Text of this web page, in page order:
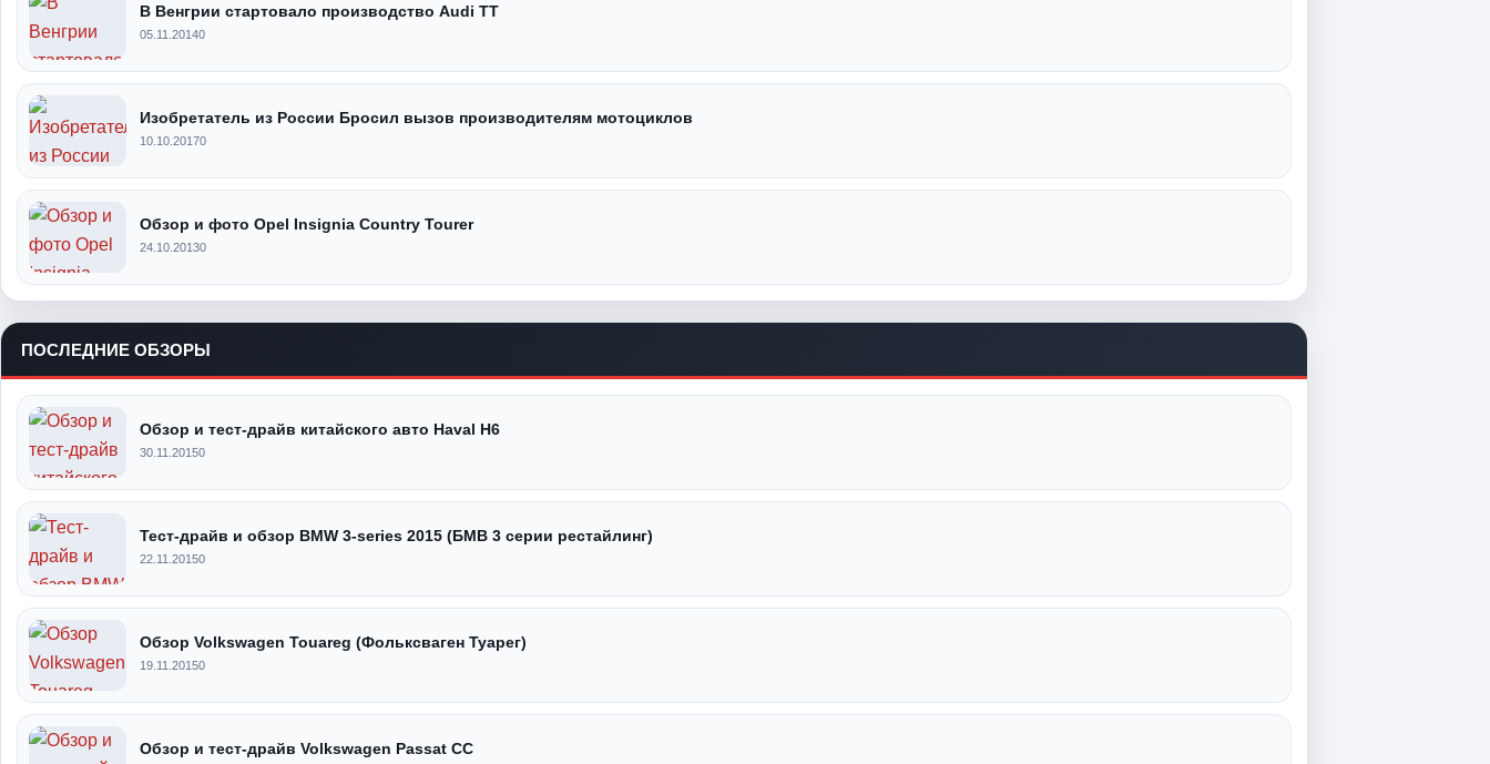
В Венгрии стартовало производство Audi TT
05.11.20140
Изобретатель из России Бросил вызов производителям мотоциклов
10.10.20170
Обзор и фото Opel Insignia Country Tourer
24.10.20130
ПОСЛЕДНИЕ ОБЗОРЫ
Обзор и тест-драйв китайского авто Haval H6
30.11.20150
Тест-драйв и обзор BMW 3-series 2015 (БМВ 3 серии рестайлинг)
22.11.20150
Обзор Volkswagen Touareg (Фольксваген Туарег)
19.11.20150
Обзор и тест-драйв Volkswagen Passat CC